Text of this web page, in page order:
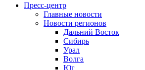
Пресс-центр
Главные новости
Новости регионов
Дальний Восток
Сибирь
Урал
Волга
Юг